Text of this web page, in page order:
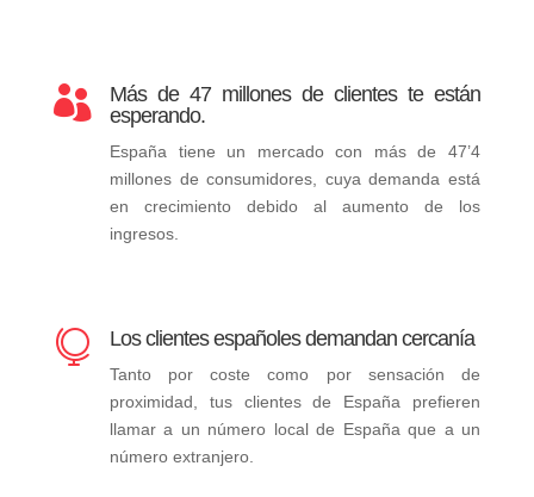

Más de 47 millones de clientes te están
esperando.
España tiene un mercado con más de 47’4
millones de consumidores, cuya demanda está
en crecimiento debido al aumento de los
ingresos.
 Los clientes españoles demandan cercanía
Tanto por coste como por sensación de
proximidad, tus clientes de España prefieren
llamar a un número local de España que a un
número extranjero.